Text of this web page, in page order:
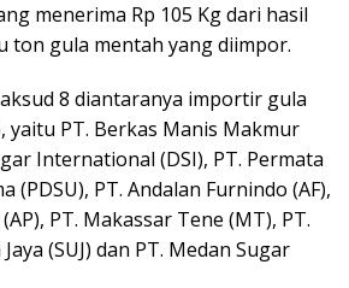
menerima Rp 105 Kg dari hasil
ton gula mentah yang diimpor.
8 diantaranya importir gula
yaitu PT. Berkas Manis Makmur
International (DSI), PT. Permata
(PDSU), PT. Andalan Furnindo (AF),
PT. Makassar Tene (MT), PT.
(SUJ) dan PT. Medan Sugar